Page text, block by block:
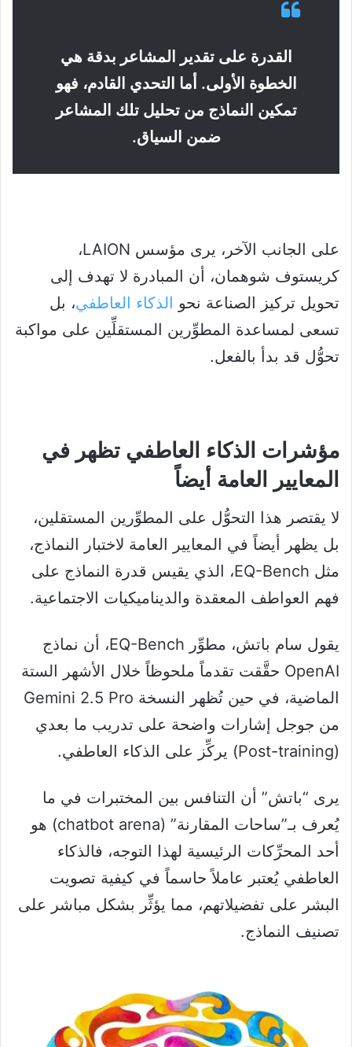
القدرة على تقدير المشاعر بدقة هي
الخطوة الأولى. أما التحدي القادم، فهو
تمكين النماذج من تحليل تلك المشاعر
ضمن السياق.
على الجانب الآخر، يرى مؤسس LAION،
كريستوف شوهمان، أن المبادرة لا تهدف إلى
تحويل تركيز الصناعة نحو الذكاء العاطفي، بل
تسعى لمساعدة المطوِّرين المستقلِّين على مواكبة
تحوُّل قد بدأ بالفعل.
مؤشرات الذكاء العاطفي تظهر في
المعايير العامة أيضاً
لا يقتصر هذا التحوُّل على المطوِّرين المستقلين،
بل يظهر أيضاً في المعايير العامة لاختبار النماذج،
مثل EQ-Bench، الذي يقيس قدرة النماذج على
فهم العواطف المعقدة والديناميكيات الاجتماعية.
يقول سام باتش، مطوِّر EQ-Bench، أن نماذج
OpenAI حقَّقت تقدماً ملحوظاً خلال الأشهر الستة
الماضية، في حين تُظهر النسخة Gemini 2.5 Pro
من جوجل إشارات واضحة على تدريب ما بعدي
(Post-training) يركِّز على الذكاء العاطفي.
يرى “باتش” أن التنافس بين المختبرات في ما
يُعرف بـ”ساحات المقارنة” (chatbot arena) هو
أحد المحرِّكات الرئيسية لهذا التوجه، فالذكاء
العاطفي يُعتبر عاملاً حاسماً في كيفية تصويت
البشر على تفضيلاتهم، مما يؤثِّر بشكل مباشر على
تصنيف النماذج.